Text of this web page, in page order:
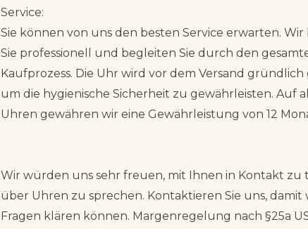
Service:
Sie können von uns den besten Service erwarten. Wir
Sie professionell und begleiten Sie durch den
Kaufprozess. Die Uhr wird vor dem Versand gründlich
um die hygienische Sicherheit zu gewährleisten. Auf
Uhren gewähren wir eine Gewährleistung von 12
Wir würden uns sehr freuen, mit Ihnen in Kontakt zu
über Uhren zu sprechen. Kontaktieren Sie uns, damit
Fragen klären können. Margenregelung nach §25a